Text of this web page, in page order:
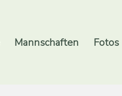
Mannschaften Fotos